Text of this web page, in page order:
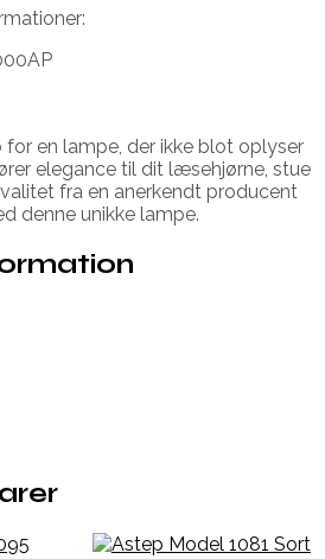
en lampe, der ikke blot oplyser
elegance til dit læsehjørne, stue
fra en anerkendt producent
denne unikke lampe.